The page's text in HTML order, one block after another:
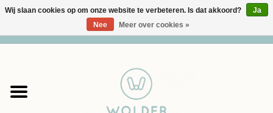
Garens
Wij slaan cookies op om onze website te verbeteren. Is dat akkoord?
Ja
Nee
Meer over cookies »